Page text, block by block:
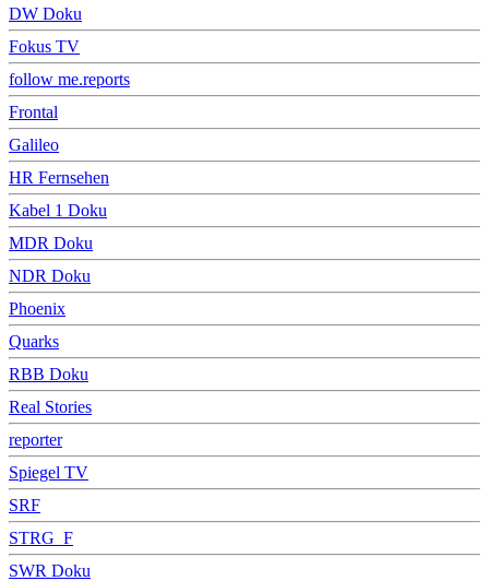
DW Doku
Fokus TV
follow me.reports
Frontal
Galileo
HR Fernsehen
Kabel 1 Doku
MDR Doku
NDR Doku
Phoenix
Quarks
RBB Doku
Real Stories
reporter
Spiegel TV
SRF
STRG_F
SWR Doku